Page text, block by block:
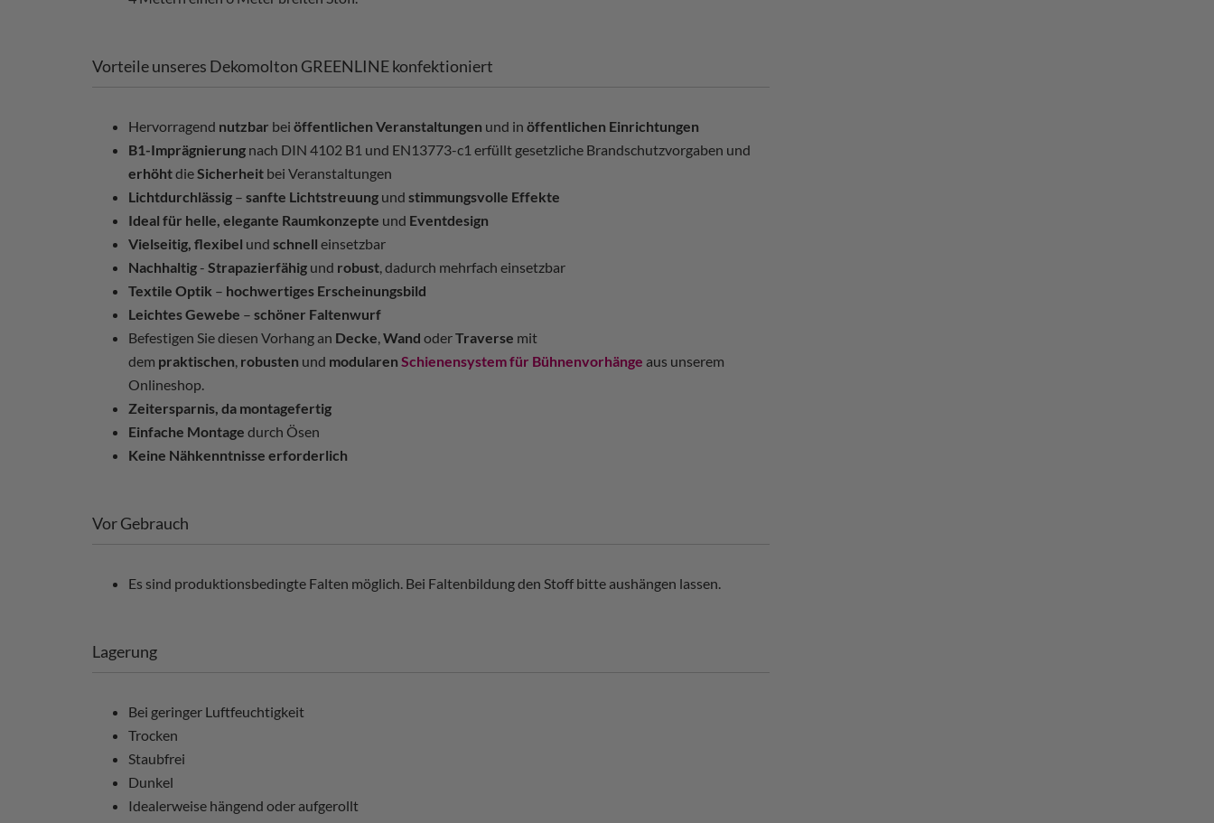
Vorteile unseres Dekomolton GREENLINE konfektioniert
Hervorragend nutzbar bei öffentlichen Veranstaltungen und in öffentlichen Einrichtungen
B1-Imprägnierung nach DIN 4102 B1 und EN13773-c1 erfüllt gesetzliche Brandschutzvorgaben und
erhöhtdieSicherheit bei Veranstaltungen
Lichtdurchlässig – sanfte Lichtstreuung und stimmungsvolle Effekte
Ideal für helle, elegante Raumkonzepte und Eventdesign
Vielseitig, flexibel und schnell einsetzbar
Nachhaltig - Strapazierfähig und robust, dadurch mehrfach einsetzbar
Textile Optik – hochwertiges Erscheinungsbild
Leichtes Gewebe – schöner Faltenwurf
Befestigen Sie diesen Vorhang an Decke,Wand oderTraverse mit
dem praktischen, robusten und modularen Schienensystem für Bühnenvorhänge aus unserem
Onlineshop.
Zeitersparnis, da montagefertig
Einfache Montage durch Ösen
Keine Nähkenntnisse erforderlich
Vor Gebrauch
Es sind produktionsbedingte Falten möglich. Bei Faltenbildung den Stoff bitte aushängen lassen.
Lagerung
Bei geringer Luftfeuchtigkeit
Trocken
Staubfrei
Dunkel
Idealerweise hängend oder aufgerollt